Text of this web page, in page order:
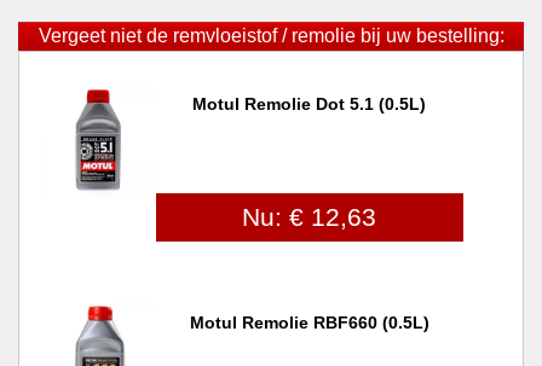
Vergeet niet de remvloeistof / remolie bij uw bestelling:
Motul Remolie Dot 5.1 (0.5L)
Nu: € 12,63
Motul Remolie RBF660 (0.5L)